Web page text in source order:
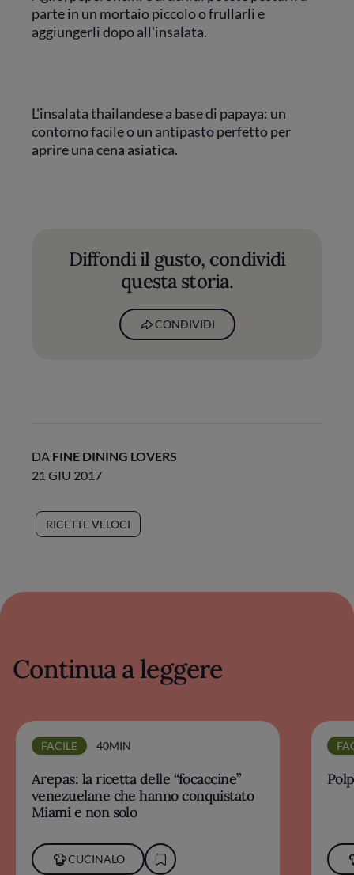
parte in un mortaio piccolo o frullarli e
aggiungerli dopo all'insalata.
L'insalata thailandese a base di papaya: un
contorno facile o un antipasto perfetto per
aprire una cena asiatica.
Diffondi il gusto, condividi
questa storia.
CONDIVIDI
DA FINE DINING LOVERS
21 GIU 2017
RICETTE VELOCI
Continua a leggere
FACILE 40MIN
Arepas: la ricetta delle “focaccine”
venezuelane che hanno conquistato
Miami e non solo
CUCINALO